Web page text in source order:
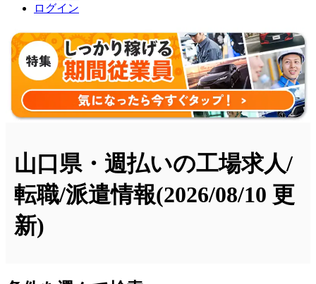
ログイン
山口県・週払いの工場求人/
転職/派遣情報(2026/08/10 更
新)